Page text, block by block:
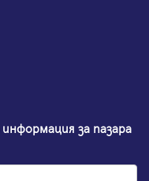
за пазара